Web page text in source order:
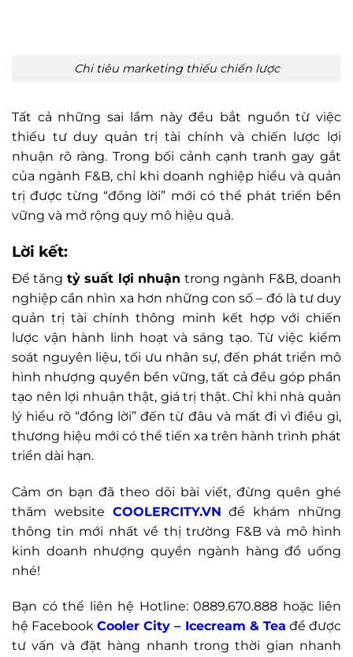
Chi tiêu marketing thiếu chiến lược
Tất cả những sai lầm này đều bắt nguồn từ việc
thiếu tư duy quản trị tài chính và chiến lược lợi
nhuận rõ ràng. Trong bối cảnh cạnh tranh gay gắt
của ngành F&B, chỉ khi doanh nghiệp hiểu và quản
trị được từng “đồng lời” mới có thể phát triển bền
vững và mở rộng quy mô hiệu quả.
Lời kết:
Để tăng tỷ suất lợi nhuận trong ngành F&B, doanh
nghiệp cần nhìn xa hơn những con số – đó là tư duy
quản trị tài chính thông minh kết hợp với chiến
lược vận hành linh hoạt và sáng tạo. Từ việc kiểm
soát nguyên liệu, tối ưu nhân sự, đến phát triển mô
hình nhượng quyền bền vững, tất cả đều góp phần
tạo nên lợi nhuận thật, giá trị thật. Chỉ khi nhà quản
lý hiểu rõ “đồng lời” đến từ đâu và mất đi vì điều gì,
thương hiệu mới có thể tiến xa trên hành trình phát
triển dài hạn.
Cảm ơn bạn đã theo dõi bài viết, đừng quên ghé
thăm website COOLERCITY.VN để khám những
thông tin mới nhất về thị trường F&B và mô hình
kinh doanh nhượng quyền ngành hàng đồ uống
nhé!
Bạn có thể liên hệ Hotline: 0889.670.888 hoặc liên
hệ Facebook Cooler City – Icecream & Tea để được
tư vấn và đặt hàng nhanh trong thời gian nhanh